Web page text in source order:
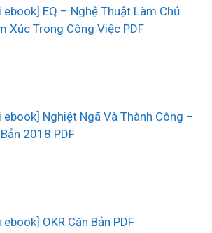
ebook] EQ – Nghệ Thuật Làm Chủ
Xúc Trong Công Việc PDF
ebook] Nghiệt Ngã Và Thành Công –
2018 PDF
ebook] OKR Căn Bản PDF